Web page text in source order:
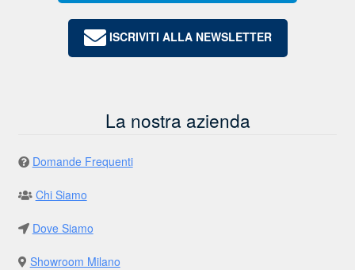
ISCRIVITI ALLA NEWSLETTER
La nostra azienda
Domande Frequenti
Chi Siamo
Dove Siamo
Showroom Milano